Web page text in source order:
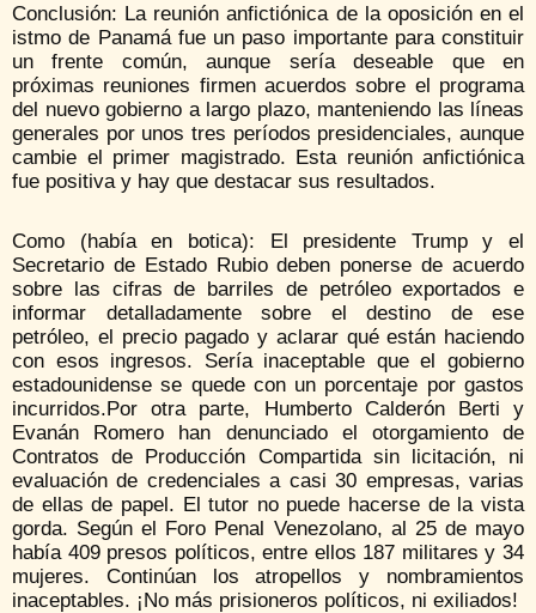
Conclusión: La reunión anfictiónica de la oposición en el
istmo de Panamá fue un paso importante para constituir
un frente común, aunque sería deseable que en
próximas reuniones firmen acuerdos sobre el programa
del nuevo gobierno a largo plazo, manteniendo las líneas
generales por unos tres períodos presidenciales, aunque
cambie el primer magistrado. Esta reunión anfictiónica
fue positiva y hay que destacar sus resultados.
Como (había en botica): El presidente Trump y el
Secretario de Estado Rubio deben ponerse de acuerdo
sobre las cifras de barriles de petróleo exportados e
informar detalladamente sobre el destino de ese
petróleo, el precio pagado y aclarar qué están haciendo
con esos ingresos. Sería inaceptable que el gobierno
estadounidense se quede con un porcentaje por gastos
incurridos.Por otra parte, Humberto Calderón Berti y
Evanán Romero han denunciado el otorgamiento de
Contratos de Producción Compartida sin licitación, ni
evaluación de credenciales a casi 30 empresas, varias
de ellas de papel. El tutor no puede hacerse de la vista
gorda. Según el Foro Penal Venezolano, al 25 de mayo
había 409 presos políticos, entre ellos 187 militares y 34
mujeres. Continúan los atropellos y nombramientos
inaceptables. ¡No más prisioneros políticos, ni exiliados!